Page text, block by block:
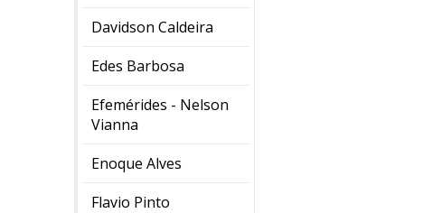
Davidson Caldeira
Edes Barbosa
Efemérides - Nelson
Vianna
Enoque Alves
Flavio Pinto